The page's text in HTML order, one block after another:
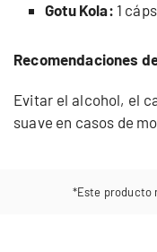
Gotu Kola: 1
Recomendaciones
Evitar el alcohol, el
suave en casos de
*Este producto